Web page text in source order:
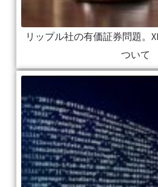
リップル社の有価証券問題。
ついて